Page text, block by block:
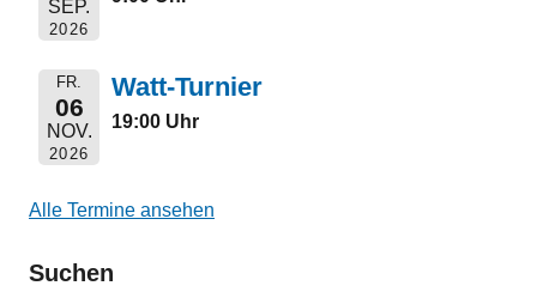
SEP.
2026
FR.
06
NOV.
2026
Watt-Turnier
19:00 Uhr
Alle Termine ansehen
Suchen